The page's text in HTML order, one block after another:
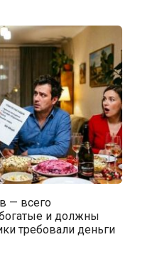
— всего
и должны
требовали деньги